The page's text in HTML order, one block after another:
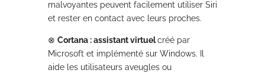
malvoyantes peuvent facilement utiliser Siri
et rester en contact avec leurs proches.
⊗ Cortana : assistant virtuelcréé par
Microsoft et implémenté sur Windows. Il
aide les utilisateurs aveugles ou